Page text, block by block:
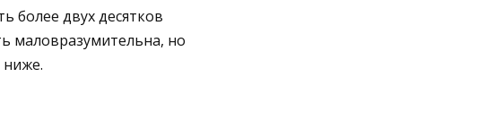
более двух десятков
маловразумительна, но